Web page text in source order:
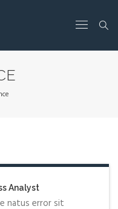
Analyst
natus error sit